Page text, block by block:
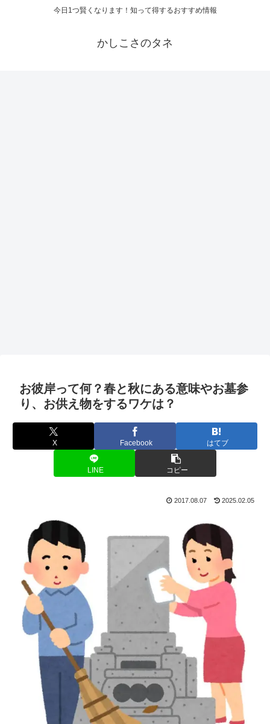
今日1つ賢くなります！知って得するおすすめ情報
かしこさのタネ
お彼岸って何？春と秋にある意味やお墓参
り、お供え物をするワケは？
X Facebook はてブ
LINE コピー
2017.08.07 2025.02.05